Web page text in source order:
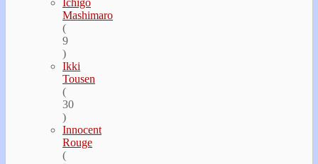
Ichigo
Mashimaro
(
9
)
Ikki
Tousen
(
30
)
Innocent
Rouge
(